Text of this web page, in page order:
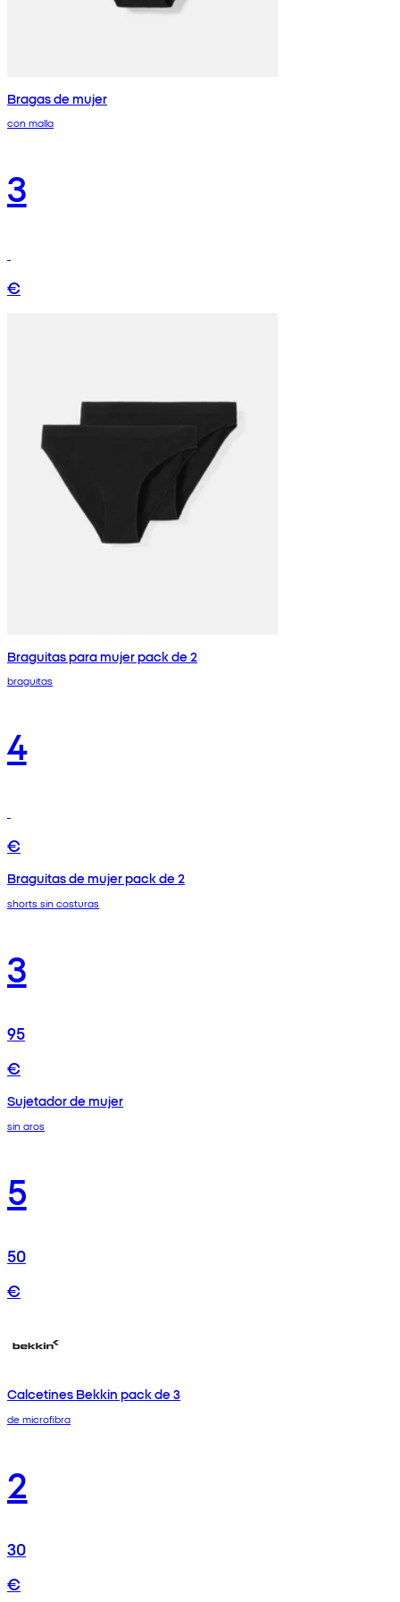
Bragas de mujer
con malla
3
€
Braguitas para mujer pack de 2
braguitas
4
€
Braguitas de mujer pack de 2
shorts sin costuras
3
95
€
Sujetador de mujer
sin aros
5
50
€
Calcetines Bekkin pack de 3
de microfibra
2
30
€